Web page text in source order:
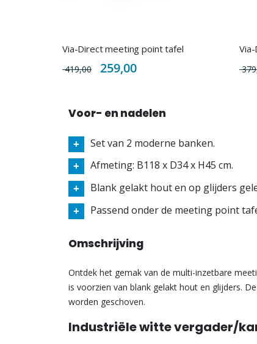
Via-Direct meeting point tafel
419,00
Special
Price
259,00
Voor- en nadelen
Set van 2 moderne banken.
Afmeting: B118 x D34 x H45 cm.
Blank gelakt hout en op glijders
Passend onder de meeting point
Omschrijving
Ontdek het gemak van de multi-inzetbare
is voorzien van blank gelakt hout en glijders.
worden geschoven.
Industriële witte vergader/